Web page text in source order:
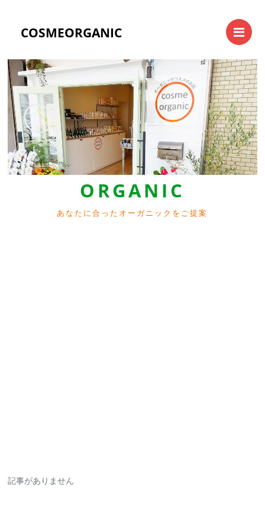
COSMEORGANIC
ORGANIC
あなたに合ったオーガニックをご提案
Previous Next
記事がありません